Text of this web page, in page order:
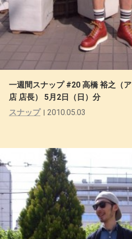
一週間スナップ #20 高橋 裕之（
店 店長） 5月2日（日）分
スナップ
2010.05.03